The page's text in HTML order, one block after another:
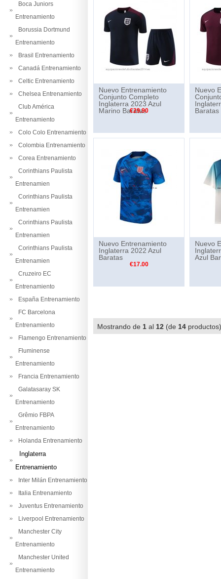
Boca Juniors
Entrenamiento
Borussia Dortmund
Entrenamiento
Brasil Entrenamiento
Canadá Entrenamiento
Celtic Entrenamiento
Chelsea Entrenamiento
Club América
Entrenamiento
Colo Colo Entrenamiento
Colombia Entrenamiento
Corea Entrenamiento
Corinthians Paulista
Entrenamien
Corinthians Paulista
Entrenamien
Corinthians Paulista
Entrenamien
Corinthians Paulista
Entrenamien
Cruzeiro EC
Entrenamiento
España Entrenamiento
FC Barcelona
Entrenamiento
Flamengo Entrenamiento
Fluminense
Entrenamiento
Francia Entrenamiento
Galatasaray SK
Entrenamiento
Grêmio FBPA
Entrenamiento
Holanda Entrenamiento
Inglaterra
Entrenamiento
Inter Milán Entrenamiento
Italia Entrenamiento
Juventus Entrenamiento
Liverpool Entrenamiento
Manchester City
Entrenamiento
Manchester United
Entrenamiento
Nuevo Entrenamiento
Conjunto Completo
Inglaterra 2023 Azul
Marino Baratas
€29.90
Nuevo
Baratas
Nuevo Entrenamiento
Inglaterra 2022 Azul
Baratas
€17.00
Nuevo
Azul
Mostrando de 1 al 12 (de 14